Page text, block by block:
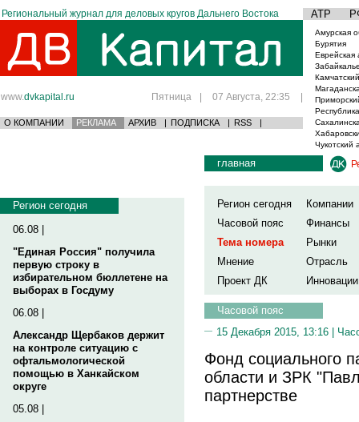
Региональный журнал для деловых кругов Дальнего Востока АТР
www.dvkapital.ru Пятница | 07 Августа, 22:35 |
О КОМПАНИИ РЕКЛАМА АРХИВ | ПОДПИСКА | RSS |
Амурская
Бурятия
Еврейская
Чукотский
Регион сегодня
06.08 |
"Единая Россия" получила
первую строку в
избирательном бюллетене на
выборах в Госдуму
06.08 |
Александр Щербаков держит
на контроле ситуацию с
офтальмологической
помощью в Ханкайском
округе
05.08 |
главная
Регион сегодня
Компании
Часовой пояс
Финансы
Тема номера
Рынки
Мнение
Отрасль
Проект ДК
Инновации
Часовой пояс
15 Декабря 2015, 13:16 |
Фонд социального
области и ЗРК
партнерстве